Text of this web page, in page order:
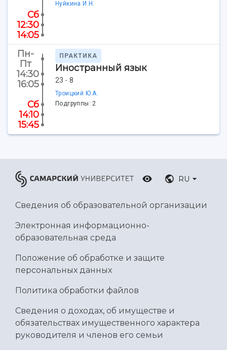
Ботанический сад
Умный дом бабочек
Международный межвузовский кампус
Сведения об образовательной организации
Официальные документы
Сб
12:30
14:05
Нуйкина И.Н.
Пн-
Пт
14:30
16:05
Сб
14:10
15:45
ПРАКТИКА
Иностранный язык
23 - 8
Троицкий Ю.А.
Подгруппы: 2
RU
Сведения об образовательной организации
Электронная информационно-
образовательная среда
Положение об обработке и защите
персональных данных
Политика обработки файлов
Сведения о доходах, об имуществе и
обязательствах имущественного характера
руководителя и членов его семьи